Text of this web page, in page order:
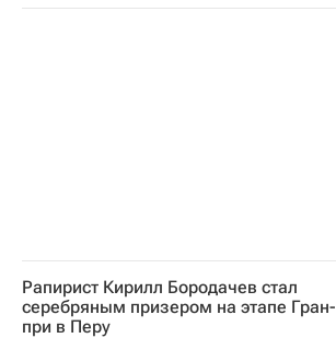
Италия
Рапирист Кирилл Бородачев стал
серебряным призером на этапе Гран-
при в Перу